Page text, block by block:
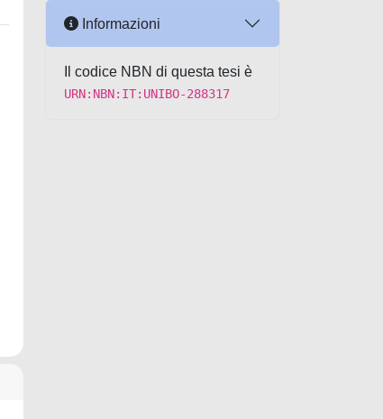
Informazioni
Il codice NBN di questa tesi è
URN:NBN:IT:UNIBO-288317